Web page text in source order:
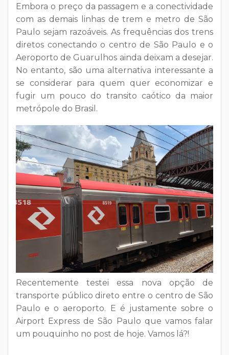
Embora o preço da passagem e a conectividade
com as demais linhas de trem e metro de São
Paulo sejam razoáveis. As frequências dos trens
diretos conectando o centro de São Paulo e o
Aeroporto de Guarulhos ainda deixam a desejar.
No entanto, são uma alternativa interessante a
se considerar para quem quer economizar e
fugir um pouco do transito caótico da maior
metrópole do Brasil.
Recentemente testei essa nova opção de
transporte público direto entre o centro de São
Paulo e o aeroporto. E é justamente sobre o
Airport Express de São Paulo que vamos falar
um pouquinho no post de hoje. Vamos lá?!